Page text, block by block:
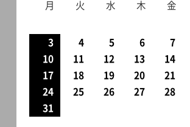
月 火 水 木 金
3
4 5 6 7
10
11 12 13 14
17
18 19 20 21
24
25 26 27 28
31